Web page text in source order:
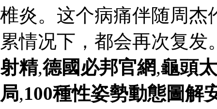
椎炎。这个病痛伴随周杰
累情况下，都会再次复发
射精,德國必邦官網,龜頭
局,100種性姿勢動態圖解